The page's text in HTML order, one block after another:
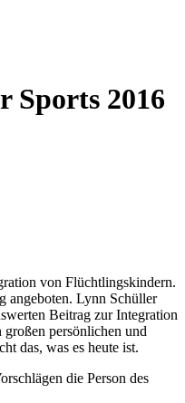
Sports 2016
von Flüchtlingskindern.
angeboten. Lynn Schüller
Beitrag zur Integration
persönlichen und
das, was es heute ist.
die Person des